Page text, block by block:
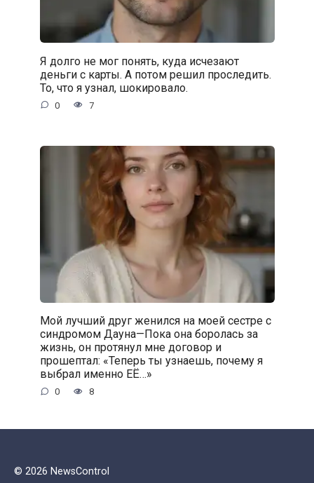
Я долго не мог понять, куда исчезают
деньги с карты. А потом решил проследить.
То, что я узнал, шокировало.
0 7
Мой лучший друг женился на моей сестре с
синдромом Дауна—Пока она боролась за
жизнь, он протянул мне договор и
прошептал: «Теперь ты узнаешь, почему я
выбрал именно ЕЁ…»
0 8
© 2026 NewsControl